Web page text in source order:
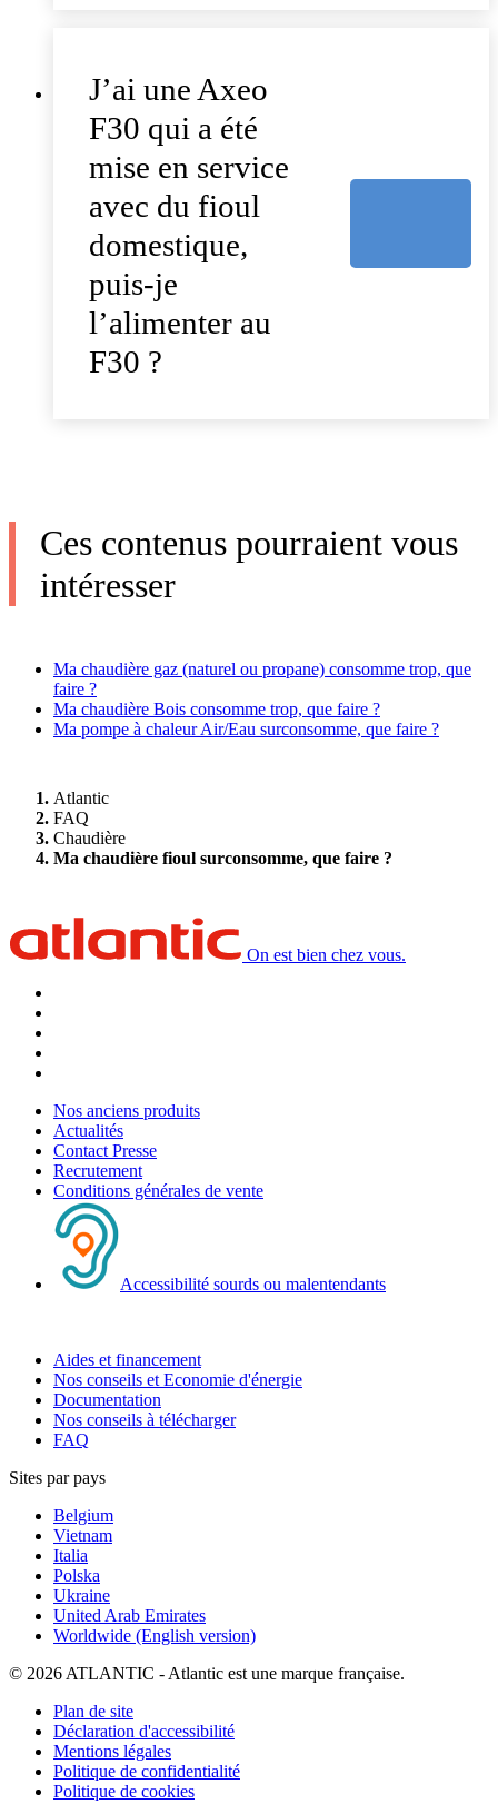
J’ai une Axeo
F30 qui a été
mise en service
avec du fioul
domestique,
puis-je
l’alimenter au
F30 ?
Ces contenus pourraient vous
intéresser
Ma chaudière gaz (naturel ou propane) consomme trop, que
faire ?
Ma chaudière Bois consomme trop, que faire ?
Ma pompe à chaleur Air/Eau surconsomme, que faire ?
Atlantic
FAQ
Chaudière
Ma chaudière fioul surconsomme, que faire ?
On est bien chez vous.
Nos anciens produits
Actualités
Contact Presse
Recrutement
Conditions générales de vente
Accessibilité sourds ou malentendants
Aides et financement
Nos conseils et Economie d'énergie
Documentation
Nos conseils à télécharger
FAQ
Sites par pays
Belgium
Vietnam
Italia
Polska
Ukraine
United Arab Emirates
Worldwide (English version)
© 2026 ATLANTIC - Atlantic est une marque française.
Plan de site
Déclaration d'accessibilité
Mentions légales
Politique de confidentialité
Politique de cookies